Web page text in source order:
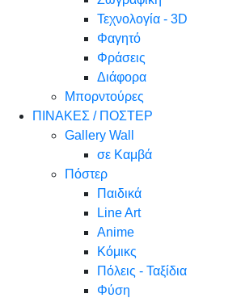
Τεχνολογία - 3D
Φαγητό
Φράσεις
Διάφορα
Μπορντούρες
ΠΙΝΑΚΕΣ / ΠΟΣΤΕΡ
Gallery Wall
σε Καμβά
Πόστερ
Παιδικά
Line Art
Anime
Κόμικς
Πόλεις - Ταξίδια
Φύση